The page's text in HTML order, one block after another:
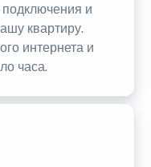
и
квартиру.
интернета и
часа.